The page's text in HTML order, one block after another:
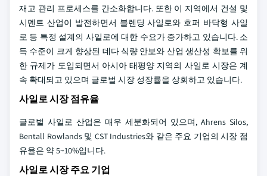
재고 관리 프로세스를 간소화합니다. 또한 이 지역에서 건설 및
시멘트 산업이 발전하면서 블렌딩 사일로와 호퍼 바닥형 사일
로 등 특정 설계의 사일로에 대한 수요가 증가하고 있습니다. 소
득 수준이 크게 향상된 데다 식량 안보와 산업 생산성 확보를 위
한 규제가 도입되면서 아시아 태평양 지역의 사일로 시장은 계
속 확대되고 있으며 글로벌 시장 성장률을 상회하고 있습니다.
사일로 시장 점유율
글로벌 사일로 산업은 매우 세분화되어 있으며, Ahrens Silos,
Bentall Rowlands 및 CST Industries와 같은 주요 기업의 시장 점
유율은 약 5~10%입니다.
사일로 시장 주요 기업